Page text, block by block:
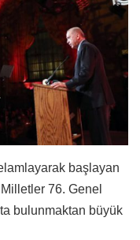
başlayan
76. Genel
bulunmaktan büyük